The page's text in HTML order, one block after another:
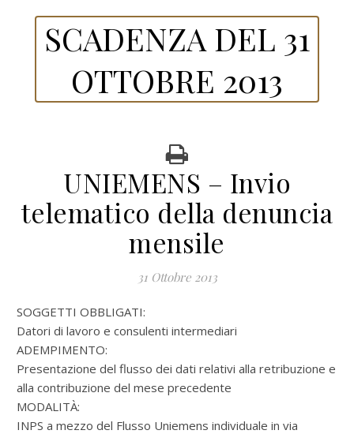
SCADENZA DEL 31
OTTOBRE 2013
UNIEMENS – Invio
telematico della denuncia
mensile
31 Ottobre 2013
SOGGETTI OBBLIGATI:
Datori di lavoro e consulenti intermediari
ADEMPIMENTO:
Presentazione del flusso dei dati relativi alla retribuzione e
alla contribuzione del mese precedente
MODALITÀ:
INPS a mezzo del Flusso Uniemens individuale in via